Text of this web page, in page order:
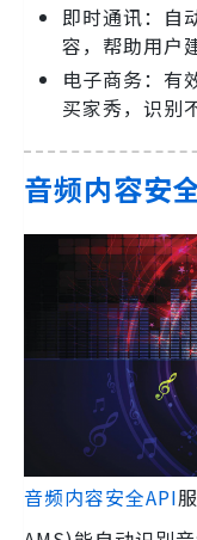
即时通讯：自
容，帮助用户
电子商务：有
买家秀，识别
音频内容安
音频内容安全API